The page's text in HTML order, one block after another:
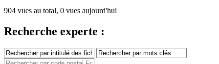
904 vues au total, 0 vues aujourd'hui
Recherche experte :